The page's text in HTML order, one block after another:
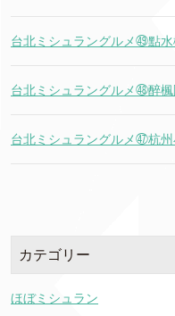
台北ミシュラングルメ㊾點
台北ミシュラングルメ㊽醉
台北ミシュラングルメ㊼杭
カテゴリー
ほぼミシュラン